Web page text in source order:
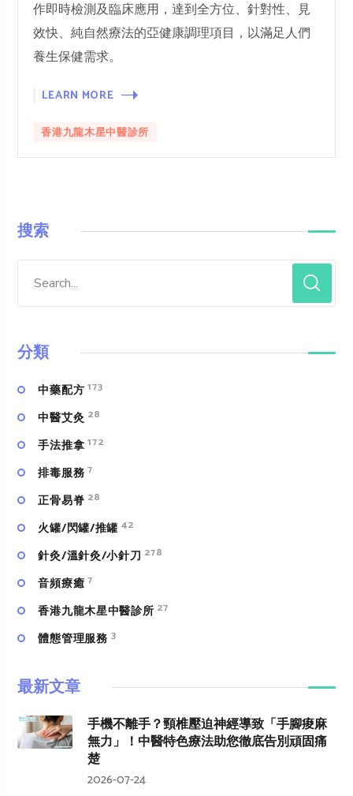
作即時檢測及臨床應用，達到全方位、針對性、見
效快、純自然療法的亞健康調理項目，以滿足人們
養生保健需求。
LEARN MORE
香港九龍木星中醫診所
搜索
分類
中藥配方 173
中醫艾灸 28
手法推拿 172
排毒服務 7
正骨易脊 28
火罐/閃罐/推罐 42
針灸/溫針灸/小針刀 278
⾳頻療癒 7
香港九龍木星中醫診所 27
體態管理服務 3
最新文章
手機不離手？頸椎壓迫神經導致「手腳痠麻
無力」！中醫特色療法助您徹底告別頑固痛
楚
2026-07-24